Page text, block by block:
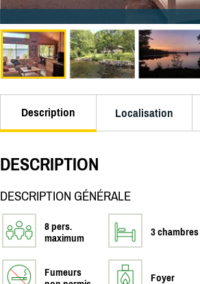
Description Localisation
DESCRIPTION
DESCRIPTION GÉNÉRALE
8 pers.
maximum
3 chambres
Fumeurs
Foyer